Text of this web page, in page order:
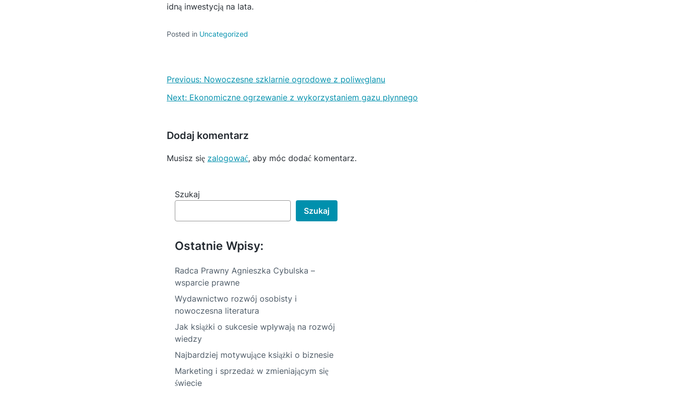
idną inwestycją na lata.
Posted in Uncategorized
N
a
i
a
Previous: Nowoczesne szklarnie ogrodowe z poliwęglanu
Next: Ekonomiczne ogrzewanie z wykorzystaniem gazu płynnego
Dodaj komentarz
Musisz się zalogować, aby móc dodać komentarz.
Szukaj
Szukaj
Ostatnie Wpisy:
Radca Prawny Agnieszka Cybulska –
wsparcie prawne
Wydawnictwo rozwój osobisty i
nowoczesna literatura
Jak książki o sukcesie wpływają na rozwój
wiedzy
Najbardziej motywujące książki o biznesie
Marketing i sprzedaż w zmieniającym się
świecie